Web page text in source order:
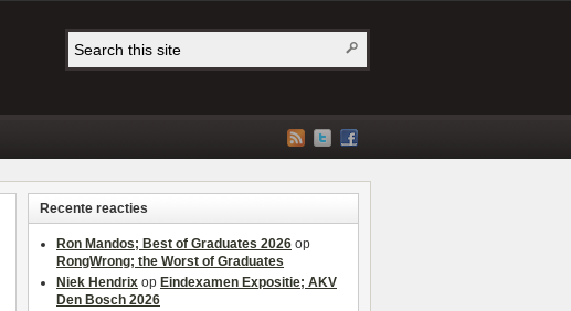
Recente reacties
Ron Mandos; Best of Graduates 2026 op
RongWrong; the Worst of Graduates
Niek Hendrix op Eindexamen Expositie; AKV
Den Bosch 2026